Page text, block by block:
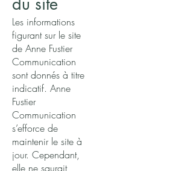
Les informations
figurant sur le site
de Anne Fustier
Communication
sont donnés à titre
indicatif. Anne
Fustier
Communication
s’efforce de
maintenir le site à
jour. Cependant,
elle ne saurait